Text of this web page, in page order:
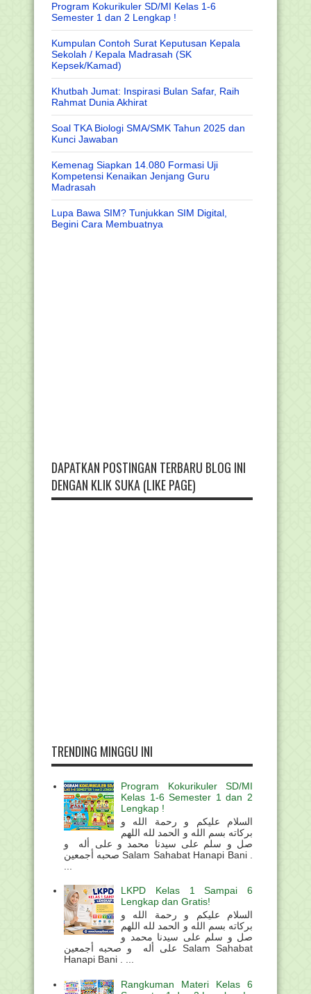
Program Kokurikuler SD/MI Kelas 1-6
Semester 1 dan 2 Lengkap !
Kumpulan Contoh Surat Keputusan Kepala
Sekolah / Kepala Madrasah (SK
Kepsek/Kamad)
Khutbah Jumat: Inspirasi Bulan Safar, Raih
Rahmat Dunia Akhirat
Soal TKA Biologi SMA/SMK Tahun 2025 dan
Kunci Jawaban
Kemenag Siapkan 14.080 Formasi Uji
Kompetensi Kenaikan Jenjang Guru
Madrasah
Lupa Bawa SIM? Tunjukkan SIM Digital,
Begini Cara Membuatnya
DAPATKAN POSTINGAN TERBARU BLOG INI
DENGAN KLIK SUKA (LIKE PAGE)
TRENDING MINGGU INI
Program Kokurikuler SD/MI
Kelas 1-6 Semester 1 dan 2
Lengkap !
السلام عليكم و رحمة الله و
بركاته بسم الله و الحمد لله اللهم
صل و سلم على سيدنا محمد و على أله و
صحبه أجمعين Salam Sahabat Hanapi Bani .
LKPD Kelas 1 Sampai 6
Lengkap dan Gratis!
السلام عليكم و رحمة الله و
بركاته بسم الله و الحمد لله اللهم
صل و سلم على سيدنا محمد و
على أله و صحبه أجمعين Salam Sahabat
Hanapi Bani . ...
Rangkuman Materi Kelas 6